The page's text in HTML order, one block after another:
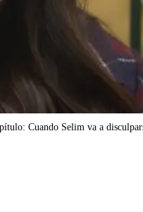
Cuando Selim va a